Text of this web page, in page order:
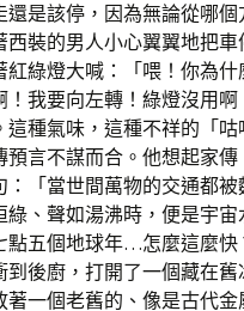
還是該停，因為無論從哪
西裝的男人小心翼翼地把
紅綠燈大喊：「喂！你為
！我要向左轉！綠燈沒用
這種氣味，這種不祥的「
預言不謀而合。他想起家
：「當世間萬物的交通都
綠、聲如湯沸時，便是宇
點五個地球年…怎麼這麼快
到後廚，打開了一個藏在
著一個老舊的、像是古代